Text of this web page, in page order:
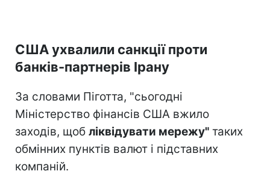
США ухвалили санкції проти
банків-партнерів Ірану
За словами Піготта, "сьогодні
Міністерство фінансів США вжило
заходів, щоб ліквідувати мережу" таких
обмінних пунктів валют і підставних
компаній.